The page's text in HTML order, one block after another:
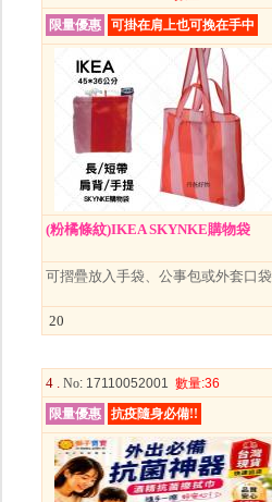
限量優惠
可掛在肩上也可挽在手中
(粉橘條紋)IKEA SKYNKE購物袋
可摺疊放入手袋、公事包或外套口袋
20
4 . No: 17110052001 數量:36
限量優惠
抗疫隨身必備!!